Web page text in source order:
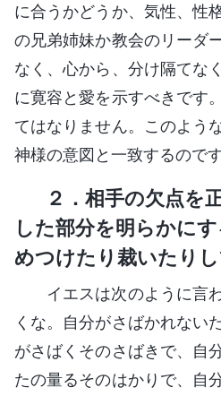
に合うかどうか、気性、性
の兄弟姉妹か教会のリーダ
なく、心から、分け隔てな
に寛容と愛を示すべきです
てはなりません。このよう
神様の意図と一致するのです
２．相手の欠点を
した部分を明らかに
めつけたり裁いたりし
イエスは次のように言
くな。自分がさばかれない
がさばくそのさばきで、自
たの量るそのはかりで、自